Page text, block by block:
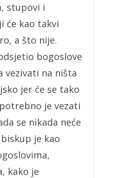
stupovi i
će kao takvi
a što nije.
bogoslove
vezivati na ništa
jer će se tako
je vezati
se nikada neće
je kao
kako je